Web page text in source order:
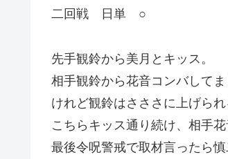
二回戦 日単 ○
先手観鈴から美月とキッス。
相手観鈴から花音コンバして
けれど観鈴はさささに上げられ
こちらキッス通り続け、相手
最後令呪警戒で取材言ったら